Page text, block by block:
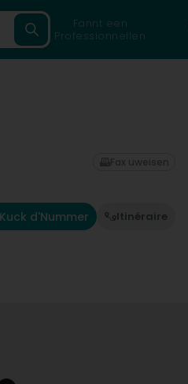
Fannt een
Professionnellen
Kuck d'Nummer Itinéraire
Fax uweisen